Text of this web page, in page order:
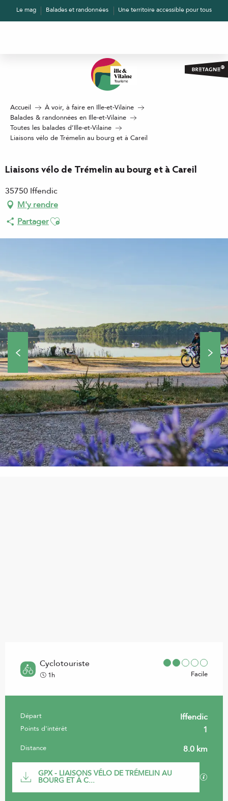
AllerLe mag Balades et randonnées Une territoire accessible pour tous
Accueil
À voir, à faire en Ille-et-Vilaine
Balades & randonnées en Ille-et-Vilaine
Toutes les balades d’Ille-et-Vilaine
Liaisons vélo de Trémelin au bourg et à Careil
Liaisons vélo de Trémelin au bourg et à Careil
35750 Iffendic
M'y rendre
PartagerAjouter aux favoris
Cyclotouriste
1h Facile
Informations pratiques
Départ Iffendic
Points d'intérêt 1
Distance 8.0 km
Documentation
GPX - LIAISONS VÉLO DE TRÉMELIN AU
BOURG ET À C...